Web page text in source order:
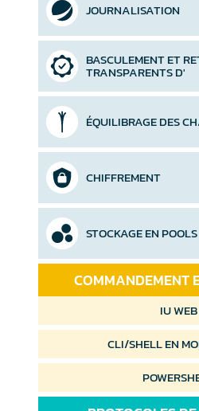
JOURNALISATION
BASCULEMENT ET
TRANSPARENTS D'
ÉQUILIBRAGE DES
CHIFFREMENT
STOCKAGE EN POOLS
COMMANDEMENT
IU WEB
CLI/SHELL EN